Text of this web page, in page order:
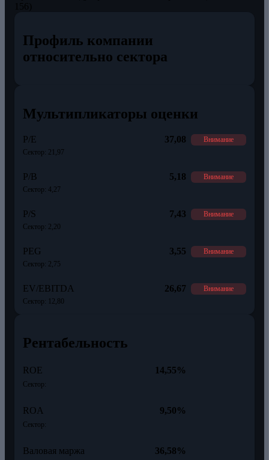
Профиль компании
относительно сектора
Мультипликаторы оценки
P/E
Сектор: 21,97
37,08 Внимание
P/B
Сектор: 4,27
5,18 Внимание
P/S
Сектор: 2,20
7,43 Внимание
PEG
Сектор: 2,75
3,55 Внимание
EV/EBITDA
Сектор: 12,80
26,67 Внимание
Рентабельность
ROE
Сектор:
14,55%
ROA
Сектор:
9,50%
Валовая маржа 36,58%